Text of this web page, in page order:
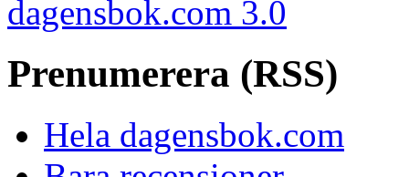
XHTML/CSS
dagensbok.com 3.0
Prenumerera (RSS)